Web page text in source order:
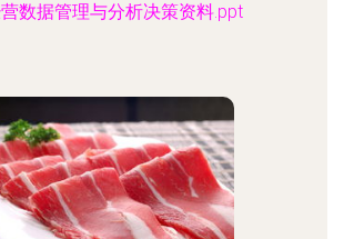
数据管理与分析决策资料.ppt